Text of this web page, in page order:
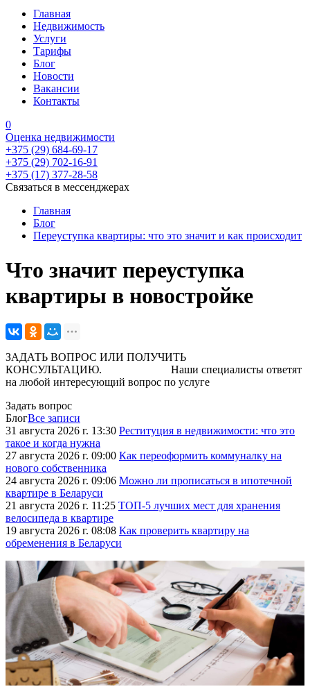
Главная
Недвижимость
Услуги
Тарифы
Блог
Новости
Вакансии
Контакты
0
Оценка недвижимости
+375 (29) 684-69-17
+375 (29) 702-16-91
+375 (17) 377-28-58
Связаться в мессенджерах
Главная
Блог
Переуступка квартиры: что это значит и как происходит
Что значит переуступка
квартиры в новостройке
ЗАДАТЬ ВОПРОС ИЛИ ПОЛУЧИТЬ
КОНСУЛЬТАЦИЮ. Наши специалисты ответят
на любой интересующий вопрос по услуге
Задать вопрос
БлогВсе записи
31 августа 2026 г. 13:30 Реституция в недвижимости: что это
такое и когда нужна
27 августа 2026 г. 09:00 Как переоформить коммуналку на
нового собственника
24 августа 2026 г. 09:06 Можно ли прописаться в ипотечной
квартире в Беларуси
21 августа 2026 г. 11:25 ТОП-5 лучших мест для хранения
велосипеда в квартире
19 августа 2026 г. 08:08 Как проверить квартиру на
обременения в Беларуси